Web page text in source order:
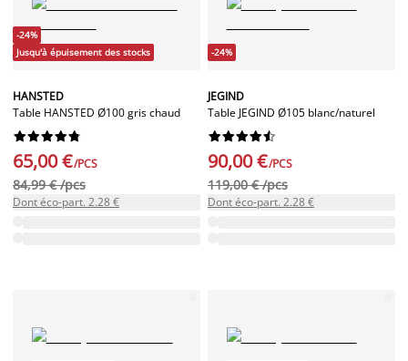
-24%
Jusqu'à épuisement des stocks
HANSTED
Table HANSTED Ø100 gris chaud






65,00 €/PCS
84,99 € /pcs
Dont éco-part. 2.28 €
-24%
JEGIND
Table JEGIND Ø105 blanc/naturel






90,00 €/PCS
119,00 € /pcs
Dont éco-part. 2.28 €